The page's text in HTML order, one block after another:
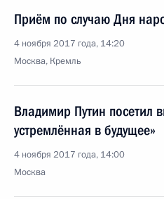
Приём по случаю Дня
4 ноября 2017 года, 14:20
Москва, Кремль
Владимир Путин посетил
устремлённая в будущее»
4 ноября 2017 года, 14:00
Москва